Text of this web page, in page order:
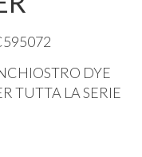
DYE
TUTTA LASERIE